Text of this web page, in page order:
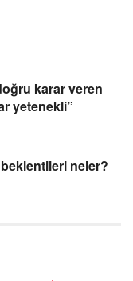
karar veren
yetenekli”
neler?